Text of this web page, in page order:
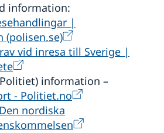
information:
|
(polisen.se)
vid inresa till Sverige |
information –
- Politiet.no
nordiska